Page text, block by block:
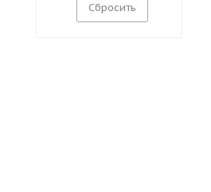
Сбросить